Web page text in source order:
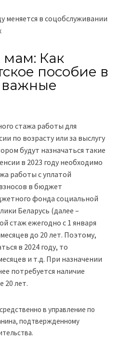
мам: Как
пособие в
важные
стажа работы для
по возрасту или за выслугу
будут назначаться такие
в 2023 году необходимо
работы с уплатой
в бюджет
фонда социальной
Беларусь (далее –
стаж ежегодно с 1 января
до 20 лет. Поэтому,
в 2024 году, то
и т.д. При назначении
потребуется наличие
20 лет.
в управление по
подтвержденному